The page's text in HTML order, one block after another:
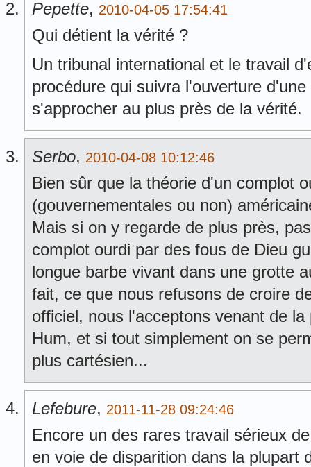
Pepette, 2010-04-05 17:54:41
Qui détient la vérité ?
Un tribunal international et le travail
procédure qui suivra l'ouverture
s'approcher au plus près de la vérité.
Serbo, 2010-04-08 10:12:46
Bien sûr que la théorie d'un complot
(gouvernementales ou non)
Mais si on y regarde de plus près,
complot ourdi par des fous de Dieu
longue barbe vivant dans une grotte
fait, ce que nous refusons de croire
officiel, nous l'acceptons venant de
Hum, et si tout simplement on se
plus cartésien...
Lefebure, 2011-11-28 09:24:46
Encore un des rares travail sérieux
en voie de disparition dans la plupart